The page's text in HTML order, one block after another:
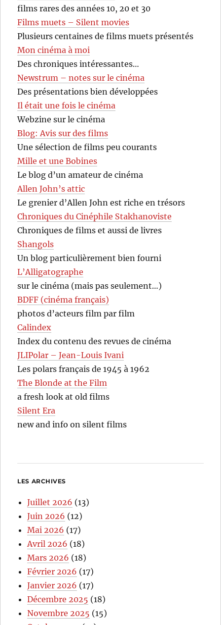
films rares des années 10, 20 et 30
Films muets – Silent movies
Plusieurs centaines de films muets présentés
Mon cinéma à moi
Des chroniques intéressantes…
Newstrum – notes sur le cinéma
Des présentations bien développées
Il était une fois le cinéma
Webzine sur le cinéma
Blog: Avis sur des films
Une sélection de films peu courants
Mille et une Bobines
Le blog d’un amateur de cinéma
Allen John’s attic
Le grenier d’Allen John est riche en trésors
Chroniques du Cinéphile Stakhanoviste
Chroniques de films et aussi de livres
Shangols
Un blog particulièrement bien fourni
L’Alligatographe
sur le cinéma (mais pas seulement…)
BDFF (cinéma français)
photos d’acteurs film par film
Calindex
Index du contenu des revues de cinéma
JLIPolar – Jean-Louis Ivani
Les polars français de 1945 à 1962
The Blonde at the Film
a fresh look at old films
Silent Era
new and info on silent films
LES ARCHIVES
Juillet 2026 (13)
Juin 2026 (12)
Mai 2026 (17)
Avril 2026 (18)
Mars 2026 (18)
Février 2026 (17)
Janvier 2026 (17)
Décembre 2025 (18)
Novembre 2025 (15)